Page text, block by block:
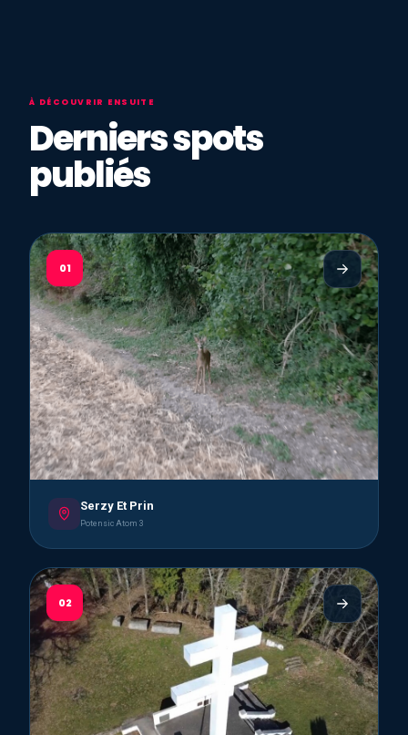
À DÉCOUVRIR ENSUITE
Derniers spots
publiés
01
Serzy Et Prin
Potensic Atom 3
02